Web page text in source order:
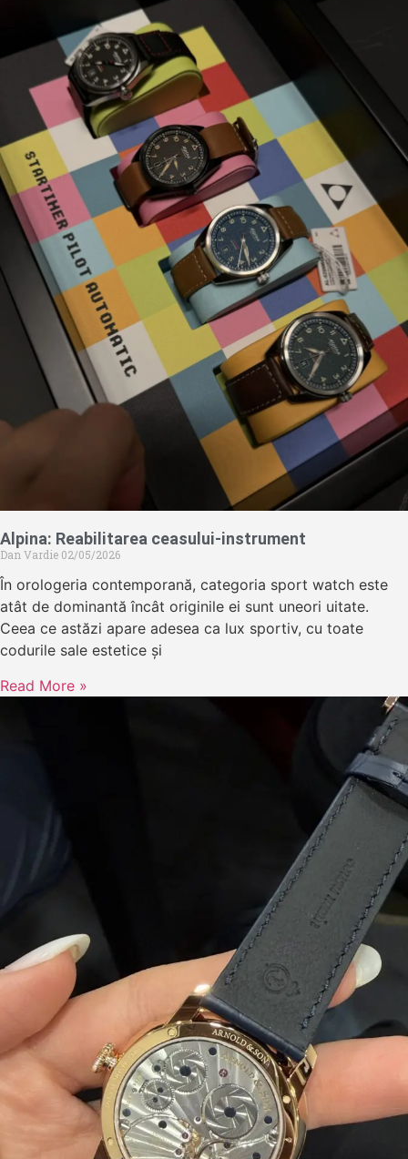
Alpina: Reabilitarea ceasului-instrument
Dan Vardie 02/05/2026
În orologeria contemporană, categoria sport watch este
atât de dominantă încât originile ei sunt uneori uitate.
Ceea ce astăzi apare adesea ca lux sportiv, cu toate
codurile sale estetice și
Read More »